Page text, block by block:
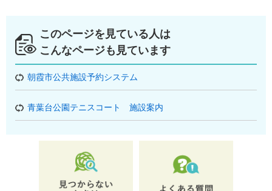
このページを見ている人は
こんなページも見ています
朝霞市公共施設予約システム
青葉台公園テニスコート 施設案内